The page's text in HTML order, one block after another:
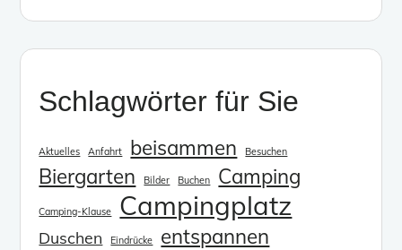
Schlagwörter für Sie
Aktuelles Anfahrt beisammen Besuchen
Biergarten Bilder Buchen Camping
Camping-Klause Campingplatz
Duschen Eindrücke
entspannen